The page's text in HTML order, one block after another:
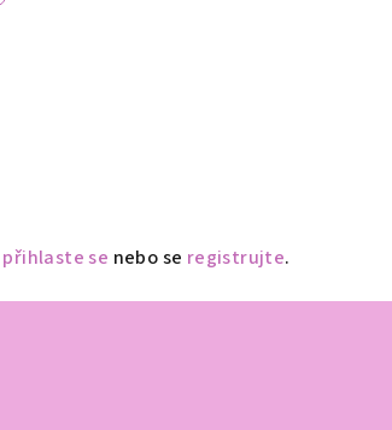
přihlaste se nebo se registrujte.